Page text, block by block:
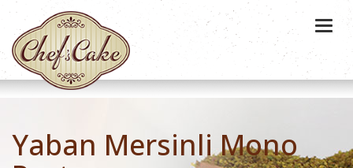
Yaban Mersinli Mono